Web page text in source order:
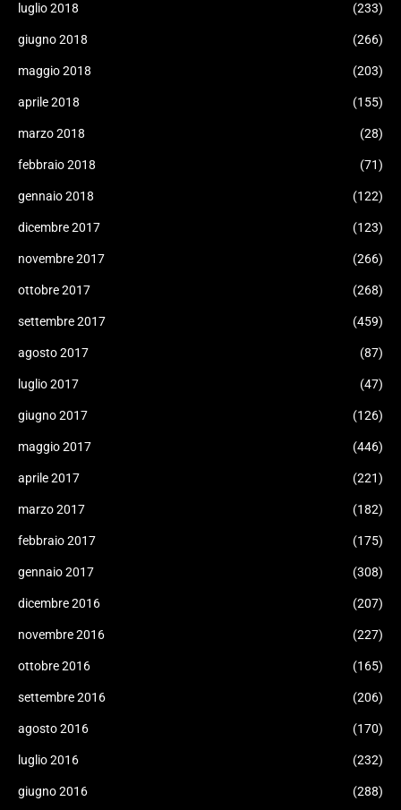
luglio 2018 (233)
giugno 2018 (266)
maggio 2018 (203)
aprile 2018 (155)
marzo 2018 (28)
febbraio 2018 (71)
gennaio 2018 (122)
dicembre 2017 (123)
novembre 2017 (266)
ottobre 2017 (268)
settembre 2017 (459)
agosto 2017 (87)
luglio 2017 (47)
giugno 2017 (126)
maggio 2017 (446)
aprile 2017 (221)
marzo 2017 (182)
febbraio 2017 (175)
gennaio 2017 (308)
dicembre 2016 (207)
novembre 2016 (227)
ottobre 2016 (165)
settembre 2016 (206)
agosto 2016 (170)
luglio 2016 (232)
giugno 2016 (288)